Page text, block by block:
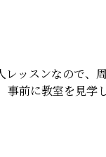
ッスンなので、
前に教室を見学